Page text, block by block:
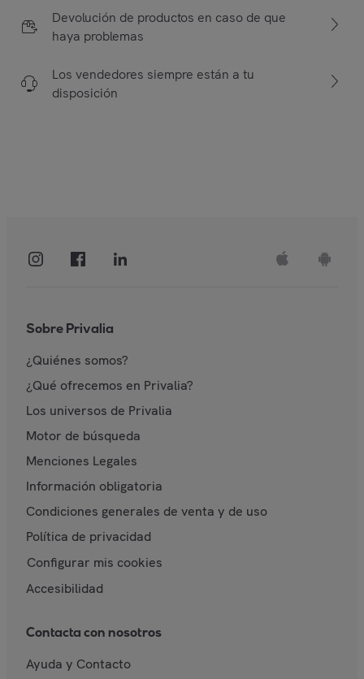
Devolución de productos en caso de que
haya problemas
Los vendedores siempre están a tu
disposición
Sobre Privalia
¿Quiénes somos?
¿Qué ofrecemos en Privalia?
Los universos de Privalia
Motor de búsqueda
Menciones Legales
Información obligatoria
Condiciones generales de venta y de uso
Política de privacidad
Configurar mis cookies
Accesibilidad
Contacta con nosotros
Ayuda y Contacto